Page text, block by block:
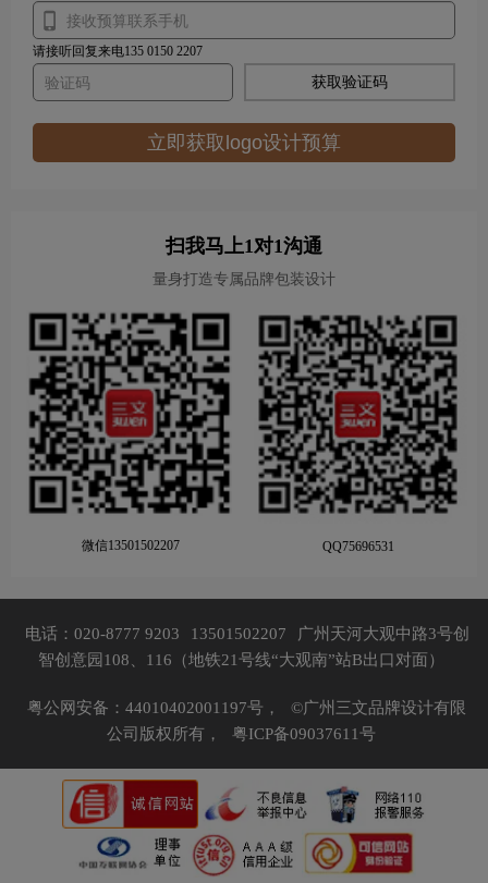
请接听回复来电135 0150 2207
获取验证码
立即获取logo设计预算
扫我马上1对1沟通
量身打造专属品牌包装设计
微信13501502207 QQ75696531
电话：020-8777 9203 13501502207
广州天河大观中路3号创
智创意园108、116（地铁21号线“大观南”站B出口对面）
粤公网安备：44010402001197号，
©广州三文品牌设计有限
公司版权所有，
粤ICP备09037611号